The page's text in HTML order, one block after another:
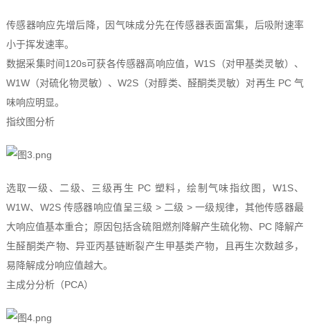
传感器响应先增后降，因气味成分先在传感器表面富集，后吸附速率
小于挥发速率。
数据采集时间120s可获各传感器高响应值，W1S（对甲基类灵敏）、
W1W（对硫化物灵敏）、W2S（对醇类、醛酮类灵敏）对再生 PC 气
味响应明显。
指纹图分析
选取一级、二级、三级再生 PC 塑料，绘制气味指纹图，W1S、
W1W、W2S 传感器响应值呈三级 > 二级 > 一级规律，其他传感器最
大响应值基本重合；原因包括含硫阻燃剂降解产生硫化物、PC 降解产
生醛酮类产物、异亚丙基链断裂产生甲基类产物，且再生次数越多，
易降解成分响应值越大。
主成分分析（PCA）